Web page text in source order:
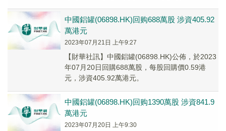
中國鋁罐(06898.HK)回购688萬股 涉資405.92
萬港元
2023年07月21日 上午9:27
【財華社訊】中國鋁罐(06898.HK)公佈，於2023
年07月20日回購688萬股，每股回購價0.59港
元，涉資405.92萬港元。
中國鋁罐(06898.HK)回购1390萬股 涉資841.9
萬港元
2023年07月20日 上午9:30